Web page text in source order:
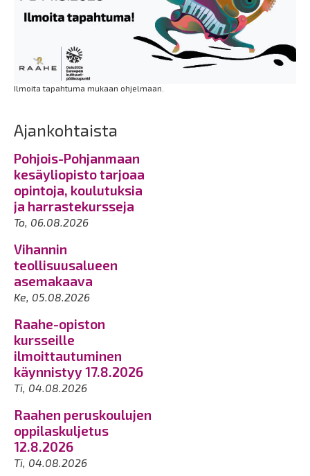
Ilmoita tapahtuma mukaan ohjelmaan.
Ajankohtaista
Pohjois-Pohjanmaan
kesäyliopisto tarjoaa
opintoja, koulutuksia
ja harrastekursseja
To, 06.08.2026
Vihannin
teollisuusalueen
asemakaava
Ke, 05.08.2026
Raahe-opiston
kursseille
ilmoittautuminen
käynnistyy 17.8.2026
Ti, 04.08.2026
Raahen peruskoulujen
oppilaskuljetus
12.8.2026
Ti, 04.08.2026